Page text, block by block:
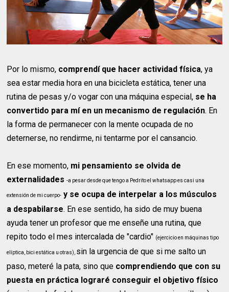
Por lo mismo, comprendí que hacer actividad física, ya
sea estar media hora en una bicicleta estática, tener una
rutina de pesas y/o vogar con una máquina especial, se ha
convertido para mí en un mecanismo de regulación. En
la forma de permanecer con la mente ocupada de no
deternerse, no rendirme, ni tentarme por el cansancio.
En ese momento, mi pensamiento se olvida de
externalidades -a pesar desde que tengo a Pedrito el whatsapp es casi una
extensión de mi cuerpo- y se ocupa de interpelar a los músculos
a despabilarse. En ese sentido, ha sido de muy buena
ayuda tener un profesor que me enseñe una rutina, que
repito todo el mes intercalada de "cardio" (ejercicio en máquinas tipo
elíptica, bici estática u otras), sin la urgencia de que si me salto un
paso, meteré la pata, sino que comprendiendo que con su
puesta en práctica lograré conseguir el objetivo físico